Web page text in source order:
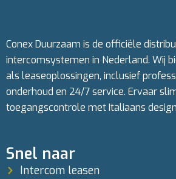
Conex Duurzaam is de officiële
intercomsystemen in Nederland. Wij
als leaseoplossingen, inclusief
onderhoud en 24/7 service. Ervaar
toegangscontrole met Italiaans design
Snel naar
Intercom leasen